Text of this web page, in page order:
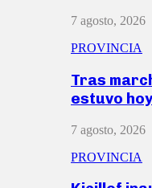
7 agosto, 2026
PROVINCIA
Tras
estuvo
7 agosto, 2026
PROVINCIA